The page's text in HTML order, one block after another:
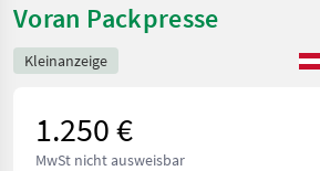
Voran Packpresse
Kleinanzeige
1.250 €
MwSt nicht ausweisbar